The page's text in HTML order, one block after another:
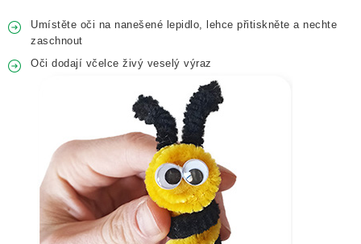
Umístěte oči na nanešené lepidlo, lehce přitiskněte a nechte
zaschnout
Oči dodají včelce živý veselý výraz